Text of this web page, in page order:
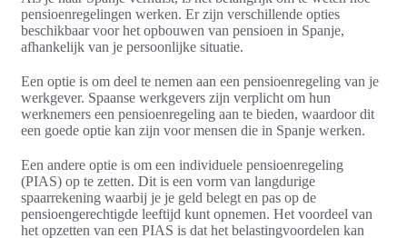
pensioenregelingen werken. Er zijn verschillende opties
beschikbaar voor het opbouwen van pensioen in Spanje,
afhankelijk van je persoonlijke situatie.
Een optie is om deel te nemen aan een pensioenregeling van je
werkgever. Spaanse werkgevers zijn verplicht om hun
werknemers een pensioenregeling aan te bieden, waardoor dit
een goede optie kan zijn voor mensen die in Spanje werken.
Een andere optie is om een individuele pensioenregeling
(PIAS) op te zetten. Dit is een vorm van langdurige
spaarrekening waarbij je je geld belegt en pas op de
pensioengerechtigde leeftijd kunt opnemen. Het voordeel van
het opzetten van een PIAS is dat het belastingvoordelen kan